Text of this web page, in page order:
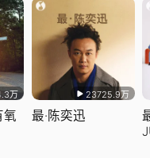
万
氧
23725.9万
最·陈奕迅